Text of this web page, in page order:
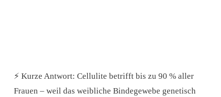
⚡ Kurze Antwort: Cellulite betrifft bis zu 90 % aller
Frauen – weil das weibliche Bindegewebe genetisch